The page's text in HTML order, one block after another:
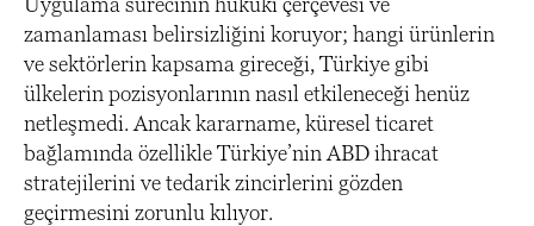
zamanlaması belirsizliğini koruyor; hangi ürünlerin
ve sektörlerin kapsama gireceği, Türkiye gibi
ülkelerin pozisyonlarının nasıl etkileneceği henüz
netleşmedi. Ancak kararname, küresel ticaret
bağlamında özellikle Türkiye’nin ABD ihracat
stratejilerini ve tedarik zincirlerini gözden
geçirmesini zorunlu kılıyor.